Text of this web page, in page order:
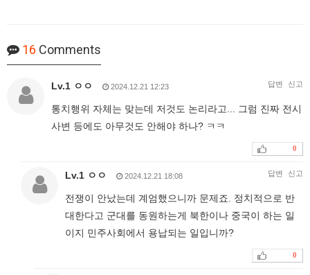
16 Comments
Lv.1 ㅇㅇ 2024.12.21 12:23 답변 신고
통치행위 자체는 맞는데 저것도 논리라고... 그럼 진짜 전시
사변 등에도 아무것도 안해야 하나? ㅋㅋ
0
Lv.1 ㅇㅇ 2024.12.21 18:08 답변 신고
전쟁이 안났는데 계엄했으니까 문제죠. 정치적으로 반
대한다고 군대를 동원하는게 북한이나 중국이 하는 일
이지 민주사회에서 용납되는 일입니까?
0